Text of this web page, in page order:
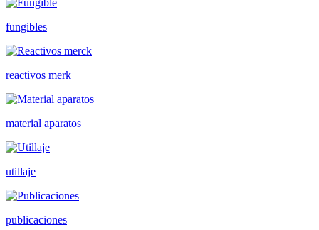
fungibles
reactivos merk
material aparatos
utillaje
publicaciones